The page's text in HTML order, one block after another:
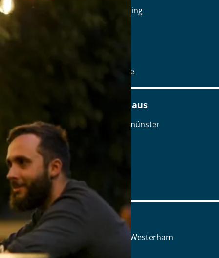
Reichenauplatz 22, 92334 Berching
www.brauereigasthof-winkler.de
Am Ödenturm – Das Gasthaus
Am Ödenturm 11, 93413 Chammünster
Tel.: Tel.: 09971-89270
Details
www.oedenturm.de
Aschbacher Hof
Aschbach 3, 83620 Feldkirchen-Westerham